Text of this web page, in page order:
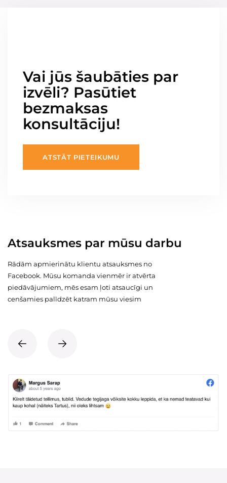
Vai jūs šaubāties par
izvēli? Pasūtiet
bezmaksas
konsultāciju!
ATSTĀT PIETEIKUMU
Atsauksmes par mūsu darbu
Rādām apmierinātu klientu atsauksmes no
Facebook. Mūsu komanda vienmēr ir atvērta
piedāvājumiem, mēs esam ļoti atsaucīgi un
cenšamies palīdzēt katram mūsu viesim